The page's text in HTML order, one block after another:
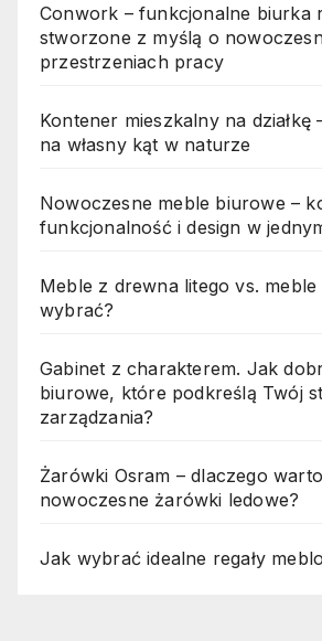
Conwork – funkcjonalne biurka
stworzone z myślą o
przestrzeniach pracy
Kontener mieszkalny na działkę
na własny kąt w naturze
Nowoczesne meble biurowe –
funkcjonalność i design w
Meble z drewna litego vs. meble
wybrać?
Gabinet z charakterem. Jak
biurowe, które podkreślą Twój
zarządzania?
Żarówki Osram – dlaczego
nowoczesne żarówki ledowe?
Jak wybrać idealne regały